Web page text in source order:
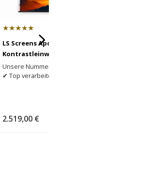
★★★★★
LS Screens ApolloMotion Dark
Kontrastleinwand
Unsere Nummer 1 ► Bester Kontrast
✔ Top verarbeitet ✔
2.519,00 €